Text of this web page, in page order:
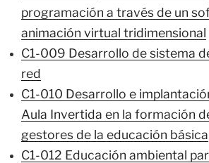
programación a través de un
animación virtual tridimensional
C1-009 Desarrollo de sistema
red
C1-010 Desarrollo e
Aula Invertida en la formación
gestores de la educación básica
C1-012 Educación ambiental